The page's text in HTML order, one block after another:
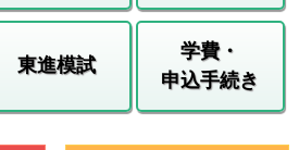
東進模試
学費・
申込手続き